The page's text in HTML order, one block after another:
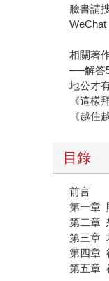
臉書請
WeChat
相關著
──解答
地公才
《這樣
《越住
目錄
前言
第一章
第二章
第三章
第四章
第五章